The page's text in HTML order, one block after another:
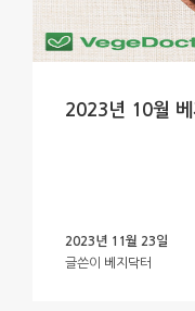
2023년 10월 베
2023년 11월 23일
글쓴이 베지닥터